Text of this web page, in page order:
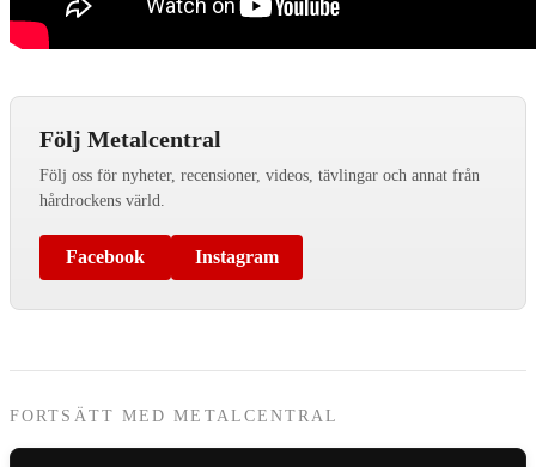
Följ Metalcentral
Följ oss för nyheter, recensioner, videos, tävlingar och annat från
hårdrockens värld.
Facebook Instagram
FORTSÄTT MED METALCENTRAL